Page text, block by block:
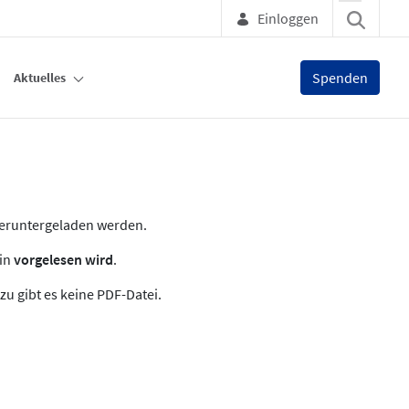
Einloggen
Aktuelles Spenden
werden.
vorgelesen wird.
gibt es keine PDF-Datei.